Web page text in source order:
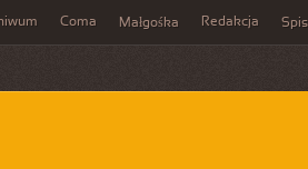
Coma Małgośka Redakcja